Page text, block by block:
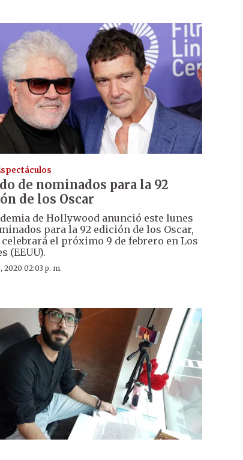
de nominados para la 92
de los Oscar
de Hollywood anunció este lunes
para la 92 edición de los Oscar,
celebrará el próximo 9 de febrero en Los
(EEUU).
2020 02:03 p. m.